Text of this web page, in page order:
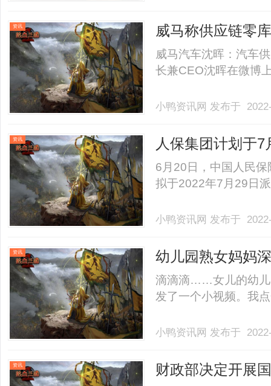
资讯
威马称供应链零
聘
威马汽车沈晖：汽车
长兼CEO沈晖在微博
小鸭资讯网 发布于
资讯 人保集团计划于
6月20日，中国人民
拟于2022年7月29日
小鸭资讯网 发布于
资讯
幼儿园熟女妈妈
快来帮帮我
滴滴滴……女儿的幼儿
发了一个小视频。我
小鸭资讯网 发布于
资讯 财政部决定开展